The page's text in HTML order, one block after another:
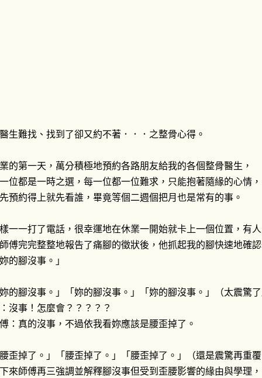
生難找、找到了卻又約不著．．．之整骨心得。
的第一天，萬分積極地預約各路朋友給我的各個整骨醫生，
位都是一時之選，每一位都一位難求，只能抱著隨緣的心情，
預約得上就先看誰，畢竟等個二週個把月也是常有的事。
一一打了電話，很幸運地在休業一開始就卡上一個位置，有
傅完完整整地報告了痛腳的徵狀後，他抓起我的腳快速地確
妳的腳沒事。」
妳的腳沒事。」「妳的腳沒事。」「妳的腳沒事。」（太震驚
沒事！怎麼會？？？？？
：真的沒事，不過依我看妳應該是腰歪掉了。
腰歪掉了。」「腰歪掉了。」「腰歪掉了。」（還是震驚再重
來師傅再三強調並解釋腳沒事但受到歪腰影響的緣由與學理，